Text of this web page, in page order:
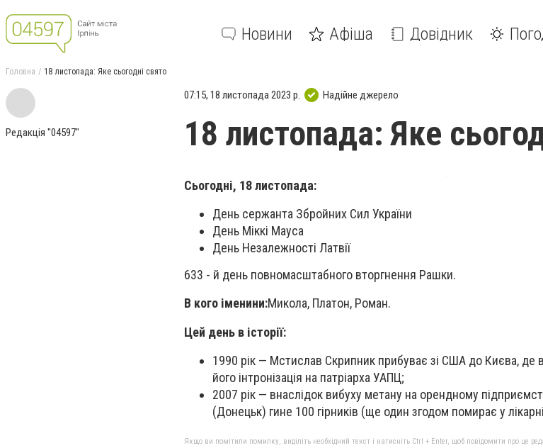
Новини Афіша Довідник
Головна 18 листопада: Яке сьогодні свято
Редакція "04597"
07:15, 18 листопада 2023 р. Надійне джерело
18 листопада: Яке
Сьогодні, 18 листопада:
День сержанта Збройних Сил України
День Міккі Мауса
День Незалежності Латвії
633 - й день повномасштабного вторгнення Рашки.
В кого іменини:Микола, Платон, Роман.
Цей день в історії:
1990 рік — Мстислав Скрипник прибуває зі США до Києва, де в
його інтронізація на патріарха УАПЦ;
2007 рік — внаслідок вибуху метану на орендному
(Донецьк) гине 100 гірників (ще один згодом помирає у
Якщо ви помітили помилку, виділіть необхідний текст і натисніть Ctrl + Enter, щоб повідомити про це